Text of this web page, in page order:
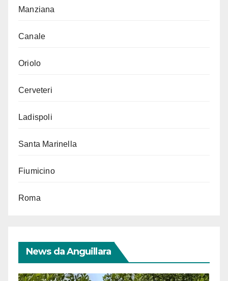
Manziana
Canale
Oriolo
Cerveteri
Ladispoli
Santa Marinella
Fiumicino
Roma
News da Anguillara